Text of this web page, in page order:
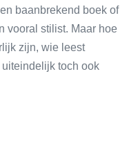
baanbrekend boek of
vooral stilist. Maar hoe
zijn, wie leest
toch ook